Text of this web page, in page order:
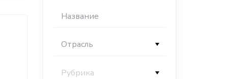
Отрасль
Рубрика